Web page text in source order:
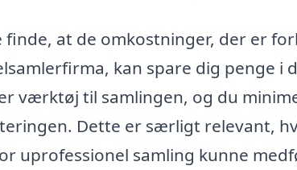
finde, at de omkostninger, der er
kan spare dig penge i
værktøj til samlingen, og du
Dette er særligt relevant,
uprofessionel samling kunne